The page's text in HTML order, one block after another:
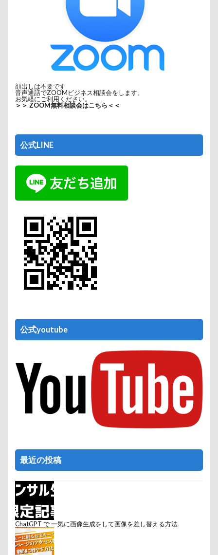
顔出しは不要です
音声通話でZOOMビジネス相談会をします。
お気軽にご利用ください。
＞＞ ZOOM無料相談会はこちら＜＜
公式LINE
公式youtube
最近の投稿
ChatGPT で 一気に画像生成をして画像を差し替える方法